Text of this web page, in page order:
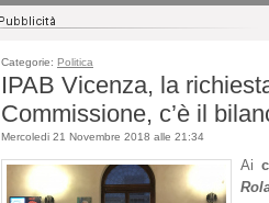
Categorie: Politica
IPAB Vicenza, la
Commissione, c’è il
Mercoledi 21 Novembre 2018 alle 21:34
Ai